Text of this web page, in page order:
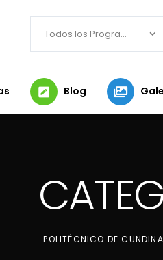
Todos los Programas
Blog
POLITÉCNICO DE